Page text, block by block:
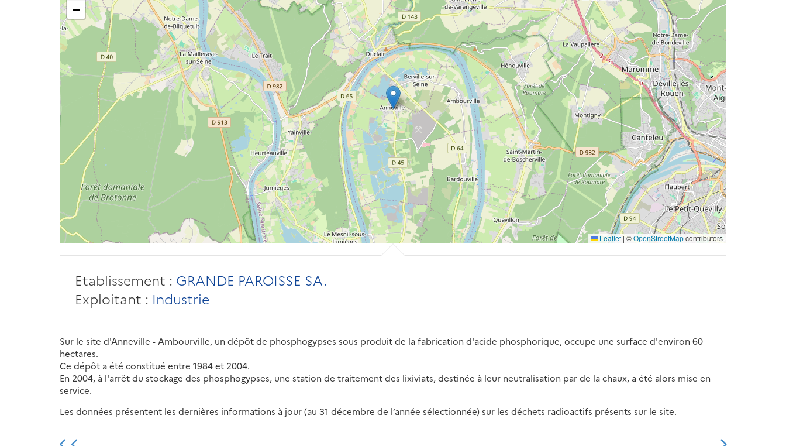
−
Leaflet | ©OpenStreetMapcontributors
Etablissement : GRANDE PAROISSE SA.
Exploitant : Industrie
Sur le site d'Anneville - Ambourville, un dépôt de phosphogypses sous produit de la fabrication d'acide phosphorique, occupe une surface d'environ 60
hectares.
Ce dépôt a été constitué entre 1984 et 2004.
En 2004, à l'arrêt du stockage des phosphogypses, une station de traitement des lixiviats, destinée à leur neutralisation par de la chaux, a été alors mise en
service.
Les données présentent les dernières informations à jour (au 31 décembre de l’année sélectionnée) sur les déchets radioactifs présents sur le site.